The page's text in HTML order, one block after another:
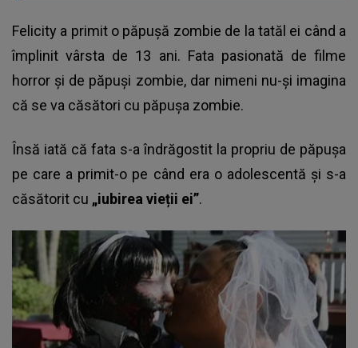
Felicity a primit o păpușă zombie de la tatăl ei când a
împlinit vârsta de 13 ani. Fata pasionată de filme
horror și de păpuși zombie, dar nimeni nu-și imagina
că se va căsători cu păpușa zombie.
Însă iată că fata s-a îndrăgostit la propriu de păpușa
pe care a primit-o pe când era o adolescentă și s-a
căsătorit cu „iubirea vieții ei”.